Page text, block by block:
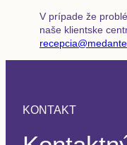
V prípade že
naše klientske
KONTAKT